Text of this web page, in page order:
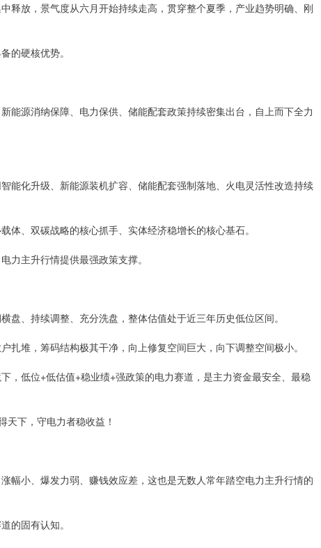
释放，景气度从六月开始持续走高，贯穿整个夏季，产业趋势明确、刚
的硬核优势。
能源消纳保障、电力保供、储能配套政策持续密集出台，自上而下全力
能化升级、新能源装机扩容、储能配套强制落地、火电灵活性改造持续
体、双碳战略的核心抓手、实体经济稳增长的核心基石。
力主升行情提供最强政策支撑。
盘、持续调整、充分洗盘，整体估值处于近三年历史低位区间。
扎堆，筹码结构极其干净，向上修复空间巨大，向下调整空间极小。
，低位+低估值+稳业绩+强政策的电力赛道，是主力资金最安全、最稳
天下，守电力者稳收益！
幅小、爆发力弱、赚钱效应差，这也是无数人常年踏空电力主升行情的
的固有认知。